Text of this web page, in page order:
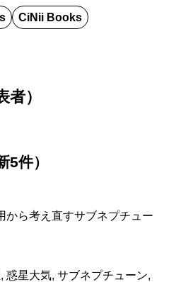
）
5件）
から考え直すサブネプチュー
惑星大気, サブネプチューン,
CiNii Books